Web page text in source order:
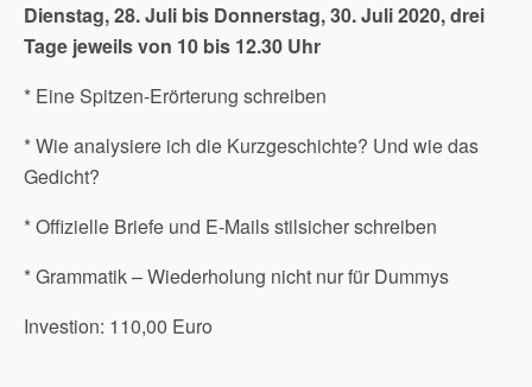
Dienstag, 28. Juli bis Donnerstag, 30. Juli 2020, drei
Tage jeweils von 10 bis 12.30 Uhr
* Eine Spitzen-Erörterung schreiben
* Wie analysiere ich die Kurzgeschichte? Und wie das
Gedicht?
* Offizielle Briefe und E-Mails stilsicher schreiben
* Grammatik – Wiederholung nicht nur für Dummys
Investion: 110,00 Euro